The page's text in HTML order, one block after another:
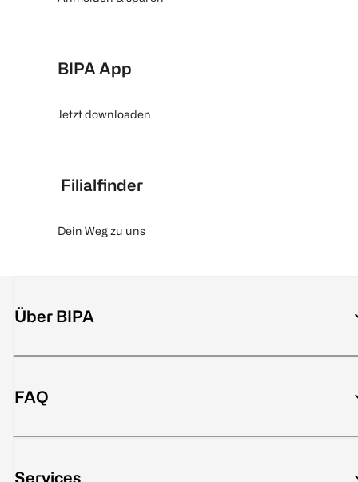
BIPA App
Jetzt downloaden
Filialfinder
Dein Weg zu uns
Über BIPA
FAQ
Services